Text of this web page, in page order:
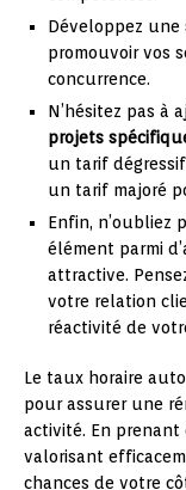
Développez une
promouvoir vos
concurrence.
N’hésitez pas à
projets
un tarif
un tarif majoré
Enfin, n’oubliez
élément parmi
attractive.
votre relation
réactivité de
Le taux horaire
pour assurer une
activité. En prenant
valorisant
chances de votre